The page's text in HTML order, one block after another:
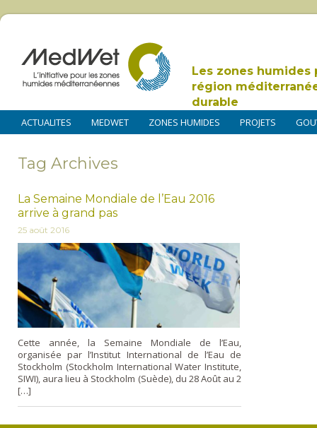
Les zones humides
région
durable
ACTUALITES MEDWET ZONES HUMIDES PROJETS
Tag Archives
La Semaine Mondiale de l’Eau 2016
arrive à grand pas
25 août 2016
Cette année, la Semaine Mondiale de l’Eau,
organisée par l’Institut International de l’Eau de
Stockholm (Stockholm International Water Institute,
SIWI), aura lieu à Stockholm (Suède), du 28 Août au 2
[…]